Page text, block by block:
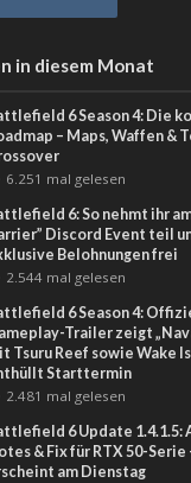
in diesem Monat
6 Season 4: Die
– Maps, Waffen &
6.251 mal gelesen
6: So nehmt ihr
Discord Event teil
Belohnungen frei
2.544 mal gelesen
6 Season 4:
Trailer zeigt
Tsuru Reef sowie Wake
Starttermin
2.481 mal gelesen
6 Update 1.4.1.5:
& Fix für RTX 50-Serie
am Dienstag